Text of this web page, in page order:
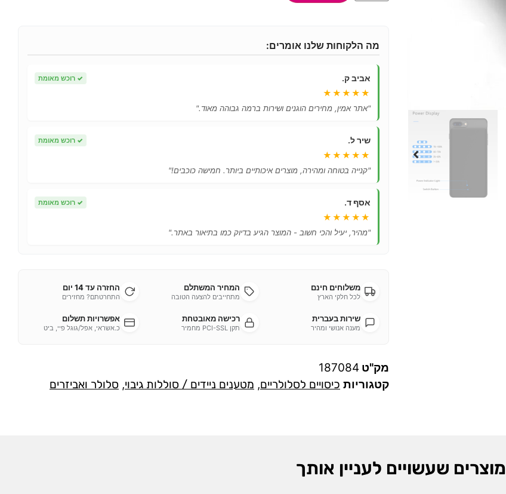
מה הלקוחות שלנו אומרים:
אביב ק. ✓ רוכש מאומת
★★★★★
"אתר אמין, מחירים הוגנים ושירות ברמה גבוהה מאוד."
שיר ל. ✓ רוכש מאומת
★★★★★
"קנייה בטוחה ומהירה, מוצרים איכותיים ביותר. חמישה כוכבים!"
אסף ד. ✓ רוכש מאומת
★★★★★
"מהיר, יעיל והכי חשוב - המוצר הגיע בדיוק כמו בתיאור באתר."
משלוחים חינם
לכל חלקי הארץ
המחיר המשתלם
מתחייבים להצעה הטובה
החזרה עד 14 יום
התחרטתם? מחזירים
שירות בעברית
מענה אנושי ומהיר
רכישה מאובטחת
תקן PCI-SSL מחמיר
אפשרויות תשלום
כ.אשראי, אפל/גוגל פיי, ביט
מק"ט 187084
קטגוריות כיסויים לסלולריים, מטענים ניידים / סוללות גיבוי, סלולר ואביזרים
מוצרים שעשויים לעניין אותך